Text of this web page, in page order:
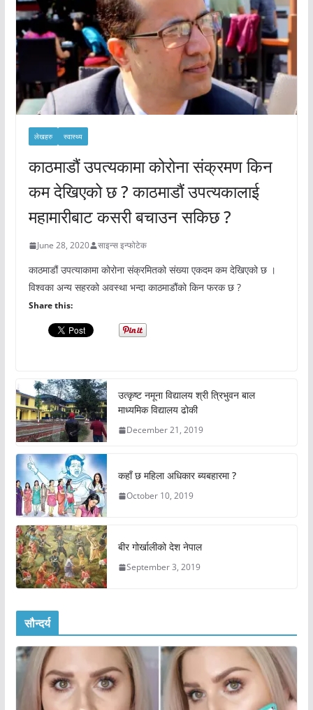
लेखहरु स्वास्थ्य
काठमाडौं उपत्यकामा कोरोना संक्रमण किन
कम देखिएको छ ? काठमाडौं उपत्यकालाई
महामारीबाट कसरी बचाउन सकिछ ?
June 28, 2020 साइन्स इन्फोटेक
काठमाडौं उपत्याकामा कोरोना संक्रमितको संख्या एकदम कम देखिएको छ ।
विश्वका अन्य सहरको अवस्था भन्दा काठमाडौंको किन फरक छ ?
Share this:
उत्कृष्ट नमूना विद्यालय श्री त्रिभुवन बाल
माध्यमिक विद्यालय ढोकी
December 21, 2019
कहाँ छ महिला अधिकार ब्यबहारमा ?
October 10, 2019
बीर गोर्खालीको देश नेपाल
September 3, 2019
सौन्दर्य